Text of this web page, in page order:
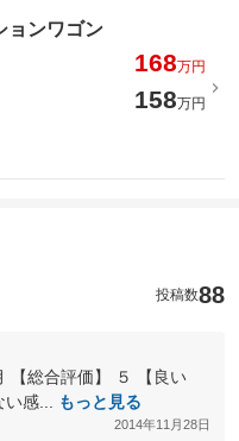
ョンワゴン
168万円
158万円
投稿数88
【総合評価】 ５ 【良い
感...
もっと見る
2014年11月28日